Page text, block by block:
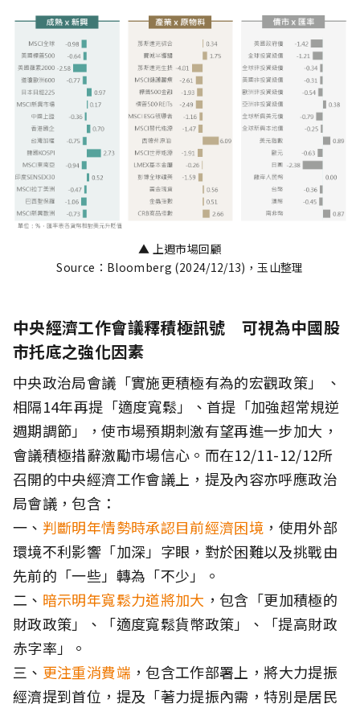
▲ 上週市場回顧
Source：Bloomberg (2024/12/13)，玉山整理
中央經濟工作會議釋積極訊號 可視為中國股
市托底之強化因素
中央政治局會議「實施更積極有為的宏觀政策」 、
相隔14年再提「適度寬鬆」、首提「加強超常規逆
週期調節」，使市場預期刺激有望再進一步加大，
會議積極措辭激勵市場信心。而在12/11-12/12所
召開的中央經濟工作會議上，提及內容亦呼應政治
局會議，包含：
一、 判斷明年情勢時承認目前經濟困境 ，使用外部
環境不利影響「加深」字眼，對於困難以及挑戰由
先前的「一些」轉為「不少」。
二、 暗示明年寬鬆力道將加大 ，包含「更加積極的
財政政策」、「適度寬鬆貨幣政策」、「提高財政
赤字率」。
三、 更注重消費端 ，包含工作部署上，將大力提振
經濟提到首位，提及「著力提振內需，特別是居民